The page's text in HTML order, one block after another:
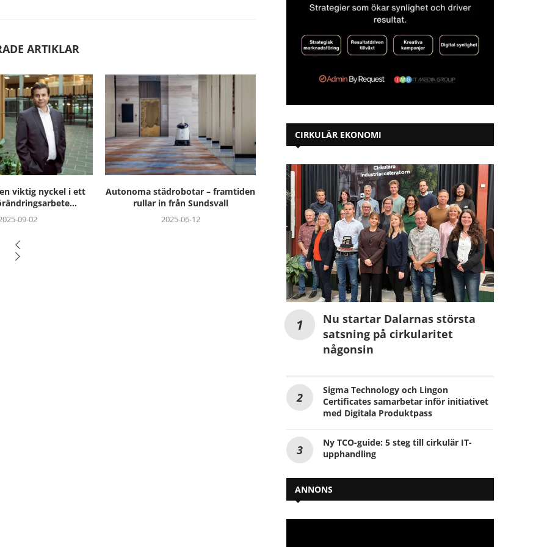
ARTIKLAR
– framtiden
från Sundsvall
06-12
Delningsekonomi möter
rörelseglädje i Norrtälje
2025-06-11
Maria Ingels Carlsson: ”Ska vi
verkligen gå tillbaka...
2025-06-05
Dalarna Science Park
digitalt starkare
2025-05-22
CIRKULÄR EKONOMI
Nu startar Dalarnas största
satsning på cirkularitet
någonsin
Sigma Technology och Lingon
Certificates samarbetar inför initiativet
med Digitala Produktpass
Ny TCO-guide: 5 steg till cirkulär IT-
upphandling
ANNONS